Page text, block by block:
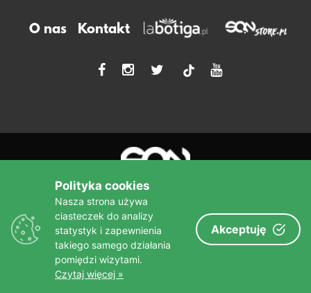
O nas Kontakt
tiktok
Więcej niż książka!
Wydawnictwo sine qua non
Polityka cookies
Nasza strona używa
ciasteczek do analizy
statystyk i zapewnienia
takiego samego działania
pomiędzi wizytami.
Czytaj więcej »
Akceptuję